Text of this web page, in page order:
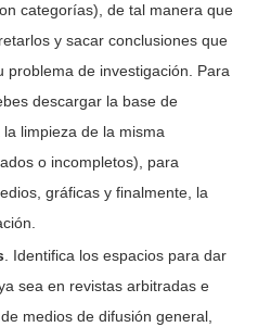
categorías), de tal manera que
y sacar conclusiones que
problema de investigación. Para
descargar la base de
limpieza de la misma
o incompletos), para
gráficas y finalmente, la
. Identifica los espacios para dar
sea en revistas arbitradas e
medios de difusión general,